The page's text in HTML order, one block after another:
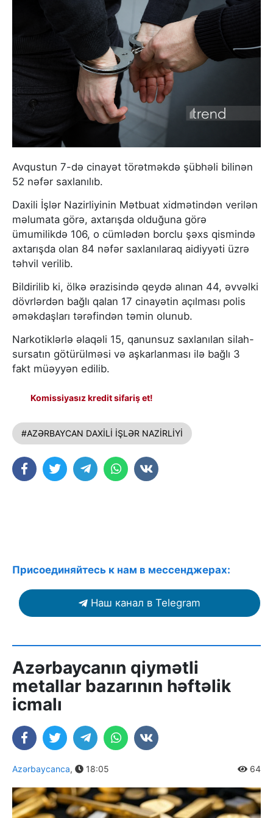
Avqustun 7-də cinayət törətməkdə şübhəli bilinən
52 nəfər saxlanılıb.
Daxili İşlər Nazirliyinin Mətbuat xidmətindən verilən
məlumata görə, axtarışda olduğuna görə
ümumilikdə 106, o cümlədən borclu şəxs qismində
axtarışda olan 84 nəfər saxlanılaraq aidiyyəti üzrə
təhvil verilib.
Bildirilib ki, ölkə ərazisində qeydə alınan 44, əvvəlki
dövrlərdən bağlı qalan 17 cinayətin açılması polis
əməkdaşları tərəfindən təmin olunub.
Narkotiklərlə əlaqəli 15, qanunsuz saxlanılan silah-
sursatın götürülməsi və aşkarlanması ilə bağlı 3
fakt müəyyən edilib.
Komissiyasız kredit sifariş et!
#AZƏRBAYCAN DAXİLİ İŞLƏR NAZİRLİYİ
Присоединяйтесь к нам в мессенджерах:
Наш канал в Telegram
Azərbaycanın qiymətli
metallar bazarının həftəlik
icmalı
Azərbaycanca, 18:05 64